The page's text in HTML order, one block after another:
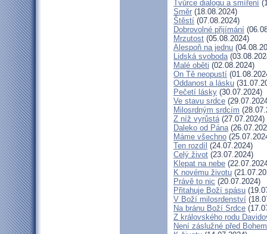
Tvůrce dialogu a smíření
Směr (18.08.2024)
Štěstí (07.08.2024)
Dobrovolné přijímání
Mrzutost (05.08.2024)
Alespoň na jednu
Lidská svoboda
Malé oběti (02.08.2024)
On Tě neopustí
Oddanost a lásku
Pečetí lásky (30.07.2024)
Ve stavu srdce
Milosrdným srdcím
Z níž vyrůstá(27.07.2024)
Daleko od Pána
Máme všechno
Ten rozdíl (24.07.2024)
Celý život (23.07.2024)
Klepat na nebe
K novému životu
Právě to nic (20.07.2024)
Přitahuje Boží spásu
V Boží milosrdenství
Na bránu Boží Srdce
Z královského rodu
Není záslužné před Bohem